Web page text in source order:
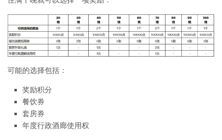
可能的选择包括：
奖励积分
餐饮券
套房券
年度行政酒廊使用权